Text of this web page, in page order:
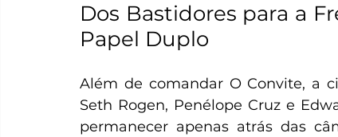
Dos Bastidores para a
Papel Duplo
Além de comandar O Convite, a
Seth Rogen, Penélope Cruz e
permanecer apenas atrás das